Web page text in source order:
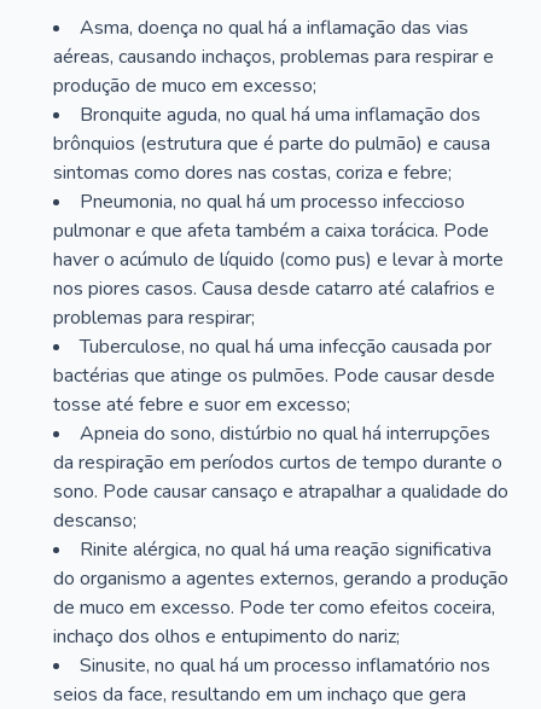
Asma, doença no qual há a inflamação das vias
aéreas, causando inchaços, problemas para respirar e
produção de muco em excesso;
Bronquite aguda, no qual há uma inflamação dos
brônquios (estrutura que é parte do pulmão) e causa
sintomas como dores nas costas, coriza e febre;
Pneumonia, no qual há um processo infeccioso
pulmonar e que afeta também a caixa torácica. Pode
haver o acúmulo de líquido (como pus) e levar à morte
nos piores casos. Causa desde catarro até calafrios e
problemas para respirar;
Tuberculose, no qual há uma infecção causada por
bactérias que atinge os pulmões. Pode causar desde
tosse até febre e suor em excesso;
Apneia do sono, distúrbio no qual há interrupções
da respiração em períodos curtos de tempo durante o
sono. Pode causar cansaço e atrapalhar a qualidade do
descanso;
Rinite alérgica, no qual há uma reação significativa
do organismo a agentes externos, gerando a produção
de muco em excesso. Pode ter como efeitos coceira,
inchaço dos olhos e entupimento do nariz;
Sinusite, no qual há um processo inflamatório nos
seios da face, resultando em um inchaço que gera